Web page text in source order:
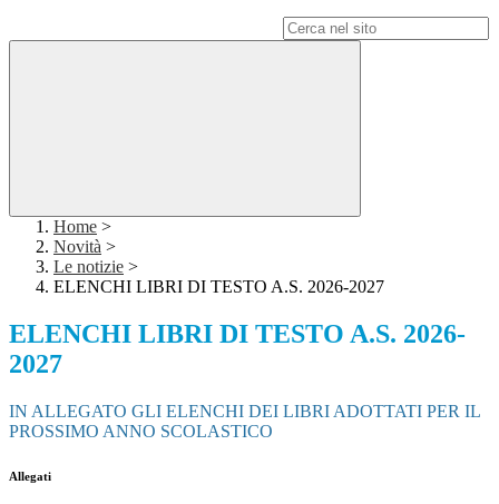
Home >
Novità >
Le notizie >
ELENCHI LIBRI DI TESTO A.S. 2026-2027
ELENCHI LIBRI DI TESTO A.S. 2026-
2027
IN ALLEGATO GLI ELENCHI DEI LIBRI ADOTTATI PER IL
PROSSIMO ANNO SCOLASTICO
Allegati